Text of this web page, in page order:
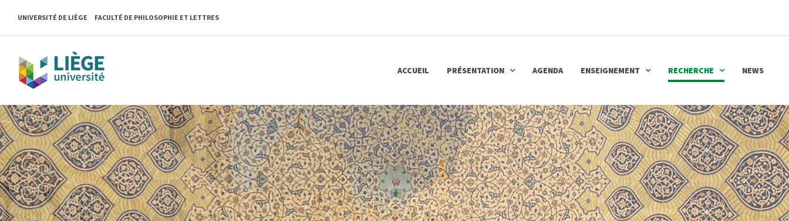
UNIVERSITÉ DE LIÈGE FACULTÉ DE PHILOSOPHIE ET LETTRES
ACCUEIL PRÉSENTATION AGENDA ENSEIGNEMENT RECHERCHE NEWS